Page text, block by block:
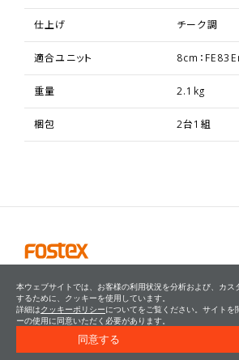
仕上げ チーク調
適合ユニット 8cm：
重量 2.1kg
梱包 2台1組
本ウェブサイトでは、お客様の利用状況を分析および、カス
するために、クッキーを使用しています。
詳細はクッキーポリシーについてをご覧ください。サイトを
ーの使用に同意いただく必要があります。
同意する